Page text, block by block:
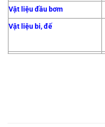
Vật liệu đầu bơm
Vật liệu bi, đế